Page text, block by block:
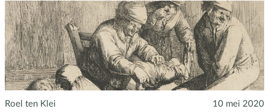
Oranje
Roel ten Klei 10 mei 2020